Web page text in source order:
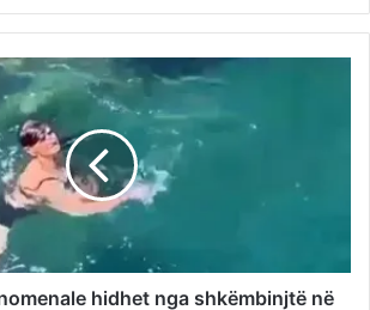
hidhet nga shkëmbinjtë në